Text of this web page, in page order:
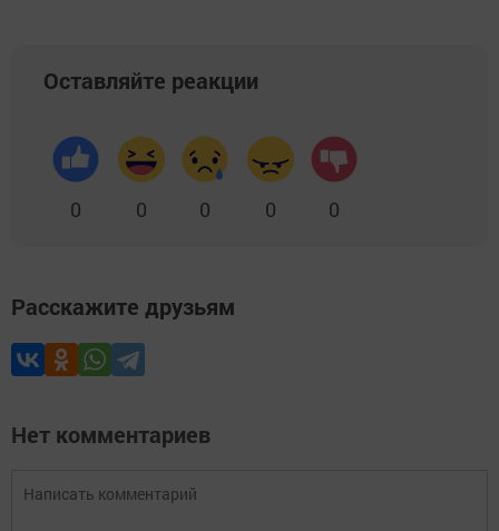
Оставляйте реакции
0 0 0 0 0
Расскажите друзьям
Нет комментариев